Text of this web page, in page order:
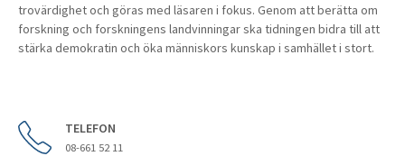
trovärdighet och göras med läsaren i fokus. Genom att berätta om
forskning och forskningens landvinningar ska tidningen bidra till att
stärka demokratin och öka människors kunskap i samhället i stort.
TELEFON
08-661 52 11